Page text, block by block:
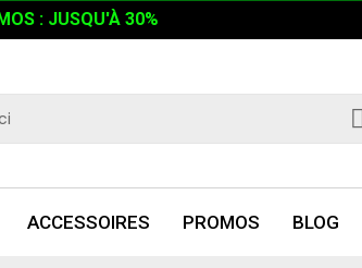
: JUSQU'À 30%
ACCESSOIRES PROMOS BLOG